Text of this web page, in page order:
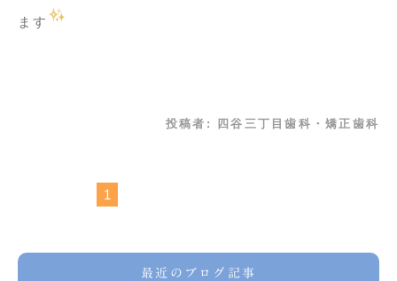
ます
投稿者: 四谷三丁目歯科・矯正歯科
1
最近のブログ記事